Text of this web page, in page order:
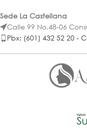
Sede La Castellana
Calle 99 No.48-06
Pbx: (601) 432 52 20 -